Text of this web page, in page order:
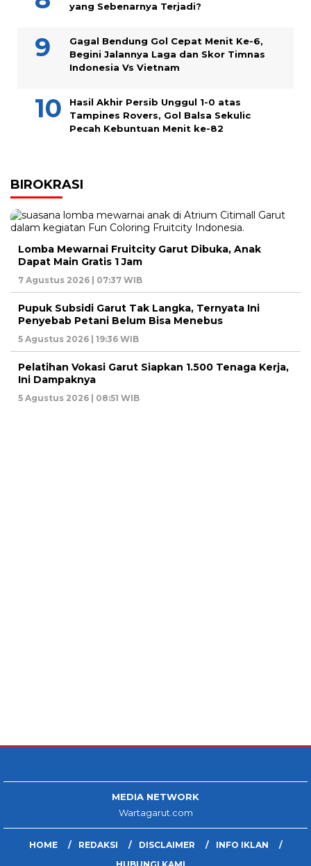
yang Sebenarnya Terjadi?
Gagal Bendung Gol Cepat Menit Ke-6,
Begini Jalannya Laga dan Skor Timnas
Indonesia Vs Vietnam
Hasil Akhir Persib Unggul 1-0 atas
Tampines Rovers, Gol Balsa Sekulic
Pecah Kebuntuan Menit ke-82
BIROKRASI
Lomba Mewarnai Fruitcity Garut Dibuka, Anak
Dapat Main Gratis 1 Jam
7 Agustus 2026 | 07:37 WIB
Pupuk Subsidi Garut Tak Langka, Ternyata Ini
Penyebab Petani Belum Bisa Menebus
5 Agustus 2026 | 19:36 WIB
Pelatihan Vokasi Garut Siapkan 1.500 Tenaga Kerja,
Ini Dampaknya
5 Agustus 2026 | 08:51 WIB
MEDIA NETWORK
Wartagarut.com
HOME REDAKSI DISCLAIMER
INFO IKLAN